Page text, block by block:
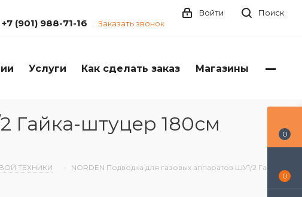
Поиск
Войти
+7 (901) 988-71-16 Заказать звонок
Услуги Как сделать заказ Магазины
Гайка-штуцер 180см
ТЕХНИКИ -
NORDEN Подводка для газовых аппаратов ШУ1/2 Гайка-
0
0